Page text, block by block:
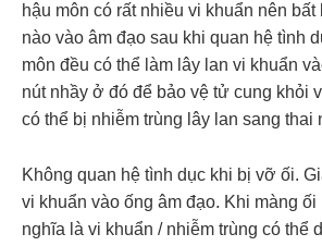
hậu môn có rất nhiều vi khuẩn nên
nào vào âm đạo sau khi quan hệ tình
môn đều có thể làm lây lan vi khuẩn
nút nhầy ở đó để bảo vệ tử cung khỏi
có thể bị nhiễm trùng lây lan sang thai
Không quan hệ tình dục khi bị vỡ ối.
vi khuẩn vào ống âm đạo. Khi màng
nghĩa là vi khuẩn / nhiễm trùng có thể